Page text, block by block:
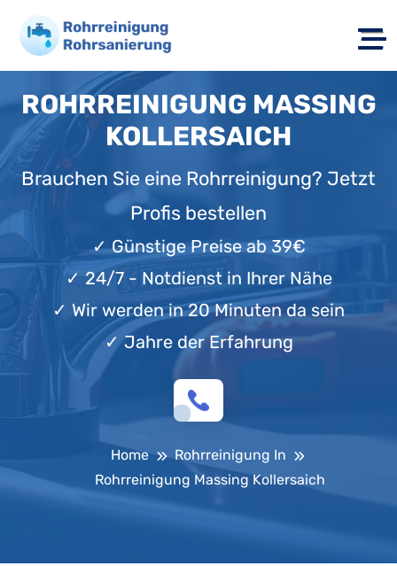
ROHRREINIGUNG MASSING
KOLLERSAICH
Brauchen Sie eine Rohrreinigung? Jetzt
Profis bestellen
✓Günstige Preise ab 39€
✓ 24/7 - Notdienst in Ihrer Nähe
✓ Wir werden in 20 Minuten da sein
✓Jahre der Erfahrung
Home
Rohrreinigung In
Rohrreinigung Massing Kollersaich